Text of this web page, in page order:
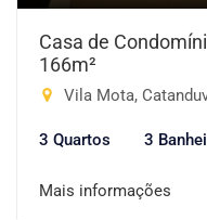
Casa de
166m²
Vila Mota,
3 Quartos 3
Mais informações